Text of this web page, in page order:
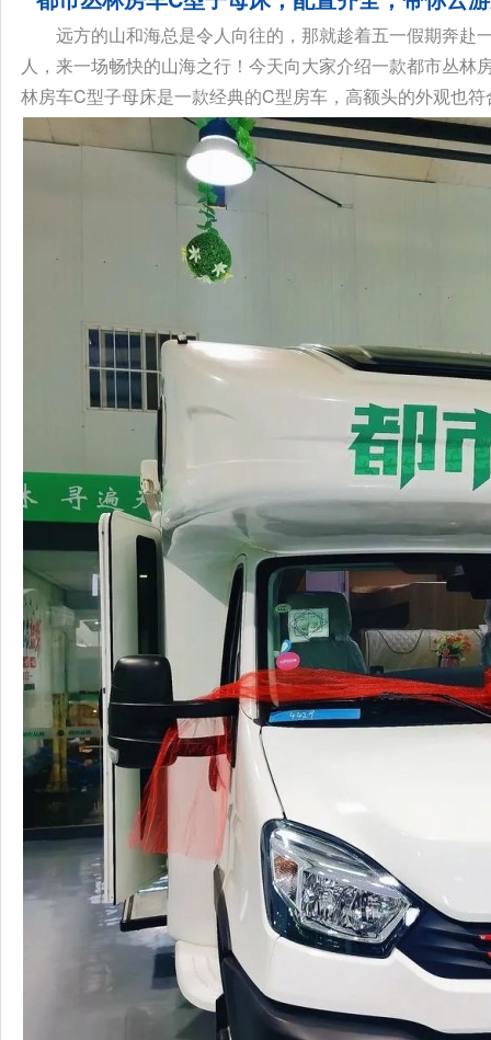
远方的山和海总是令人向往的，那就趁着五一假期奔
人，来一场畅快的山海之行！今天向大家介绍一款都市丛
林房车C型子母床是一款经典的C型房车，高额头的外观也